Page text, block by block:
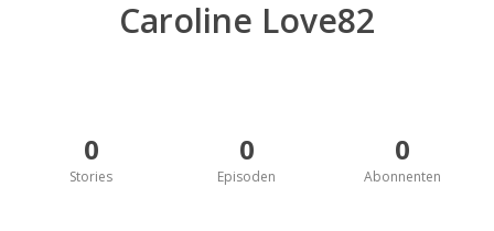
Caroline Love82
0
Stories
0
Episoden
0
Abonnenten